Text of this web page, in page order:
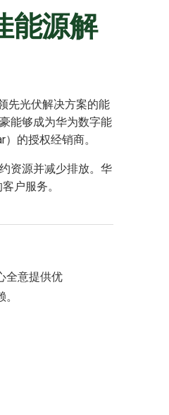
能源解
先光伏解决方案的能
能够成为华为数字能
的授权经销商。
资源并减少排放。华
户服务。
全意提供优